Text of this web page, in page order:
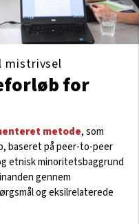
mistrivsel
for
metode, som
baseret på peer-to-peer
etnisk minoritetsbaggrund
gennem
og eksilrelaterede